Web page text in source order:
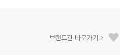
브랜드관 바로가기